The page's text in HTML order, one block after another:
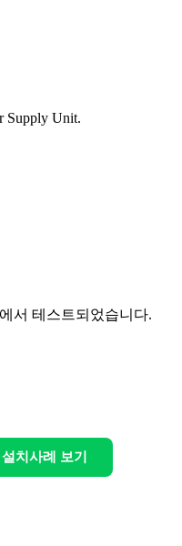
Supply Unit.
서 테스트되었습니다.
치사례 보기